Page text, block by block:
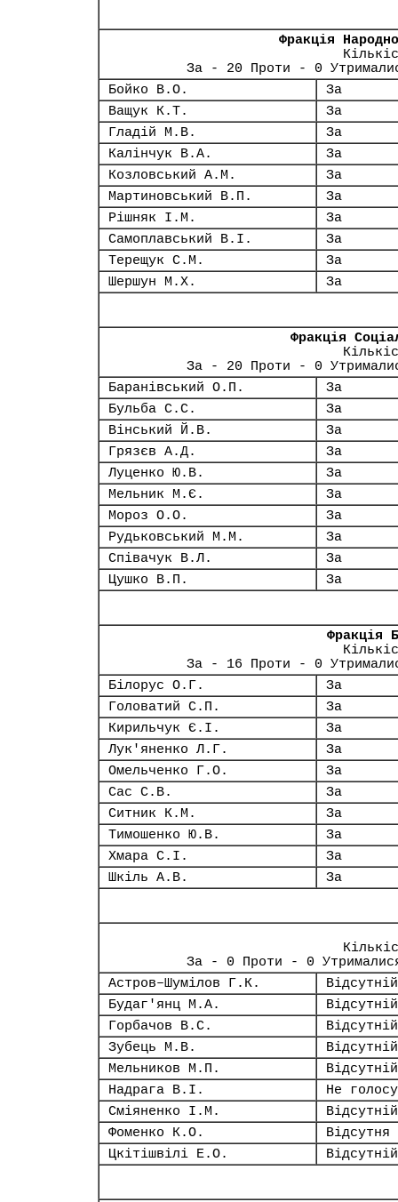
Фракція
За - 20 Проти - 0
Бойко В.О.
За
Ващук К.Т.
За
Гладій М.В.
За
Калінчук В.А.
За
Козловський А.М.
За
Мартиновський В.П.
За
Рішняк І.М.
За
Самоплавський В.І.
За
Терещук С.М.
За
Шершун М.Х.
За
Фракція
За - 20 Проти - 0
Баранівський О.П.
За
Бульба С.С.
За
Вінський Й.В.
За
Грязєв А.Д.
За
Луценко Ю.В.
За
Мельник М.Є.
За
Мороз О.О.
За
Рудьковський М.М.
За
Співачук В.Л.
За
Цушко В.П.
За
Фракція
За - 16 Проти - 0
Білорус О.Г.
За
Головатий С.П.
За
Кирильчук Є.І.
За
Лук'яненко Л.Г.
За
Омельченко Г.О.
За
Сас С.В.
За
Ситник К.М.
За
Тимошенко Ю.В.
За
Хмара С.І.
За
Шкіль А.В.
За
За - 0 Проти - 0
Астров–Шумілов Г.К.
Відсутній
Будаг'янц М.А.
Відсутній
Горбачов В.С.
Відсутній
Зубець М.В.
Відсутній
Мельников М.П.
Відсутній
Надрага В.І.
Не
Сміяненко І.М.
Відсутній
Фоменко К.О.
Відсутня
Цкітішвілі Е.О.
Відсутній